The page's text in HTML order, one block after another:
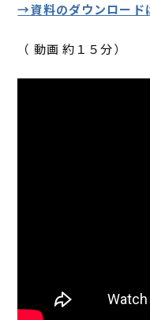
→資料のダウンロード
（ 動画 約１５分）